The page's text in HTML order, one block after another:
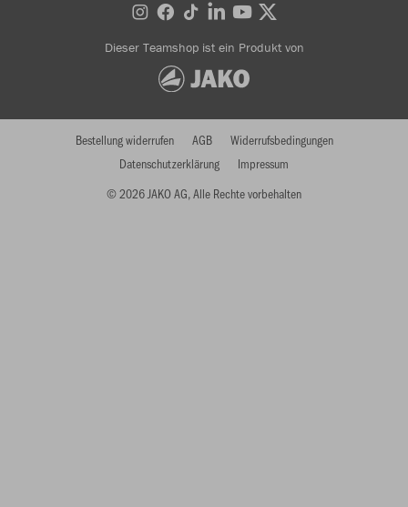
Dieser Teamshop ist ein Produkt von
© 2026 JAKO AG, Alle Rechte vorbehalten
Bestellung widerrufen AGB
Widerrufsbedingungen
Datenschutzerklärung
Impressum